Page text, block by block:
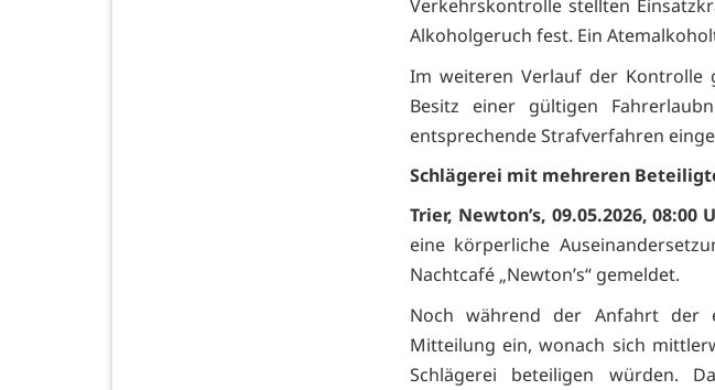
Verkehrskontrolle stellten
Alkoholgeruch fest. Ein
Im weiteren Verlauf der Kontrolle
Besitz einer gültigen
entsprechende Strafverfahren
Schlägerei mit mehreren
Trier, Newton’s, 09.05.2026, 08:00
eine körperliche
Nachtcafé „Newton’s“ gemeldet.
Noch während der Anfahrt der
Mitteilung ein, wonach sich
Schlägerei beteiligen würden.